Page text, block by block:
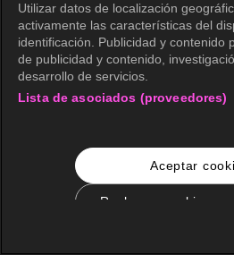
Utilizar datos de localización
activamente las características del
identificación. Publicidad y contenido
de publicidad y contenido,
desarrollo de servicios.
Lista de asociados (proveedores)
Aceptar
Rechazar cookies no